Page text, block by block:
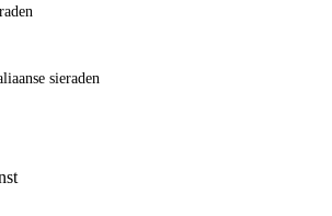
sieraden